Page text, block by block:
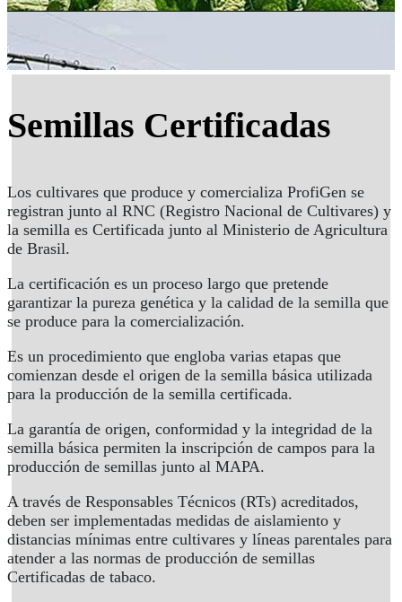
Semillas Certificadas
Los cultivares que produce y comercializa ProfiGen se
registran junto al RNC (Registro Nacional de Cultivares) y
la semilla es Certificada junto al Ministerio de Agricultura
de Brasil.
La certificación es un proceso largo que pretende
garantizar la pureza genética y la calidad de la semilla que
se produce para la comercialización.
Es un procedimiento que engloba varias etapas que
comienzan desde el origen de la semilla básica utilizada
para la producción de la semilla certificada.
La garantía de origen, conformidad y la integridad de la
semilla básica permiten la inscripción de campos para la
producción de semillas junto al MAPA.
A través de Responsables Técnicos (RTs) acreditados,
deben ser implementadas medidas de aislamiento y
distancias mínimas entre cultivares y líneas parentales para
atender a las normas de producción de semillas
Certificadas de tabaco.